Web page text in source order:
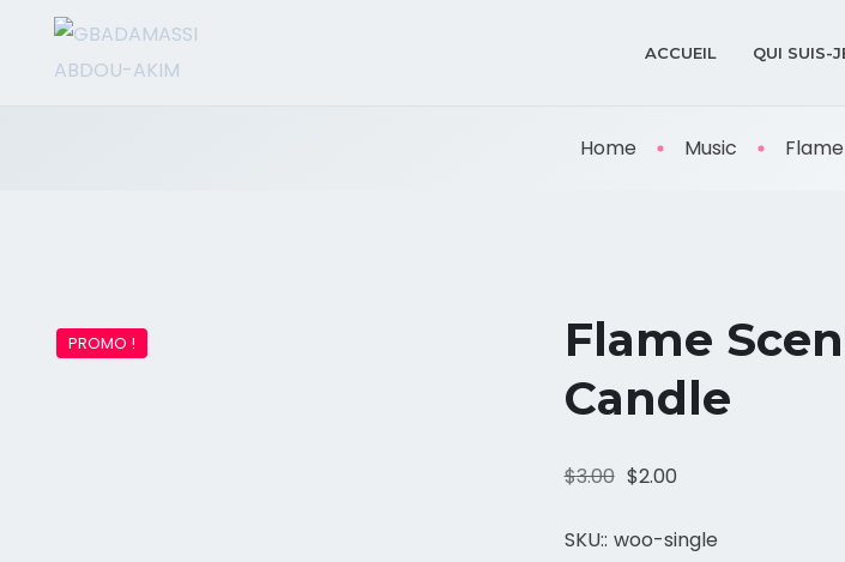
ACCUEIL QUI SUIS-
Home Music
PROMO !
Flame
Candle
$3.00 $2.00
SKU:: woo-single